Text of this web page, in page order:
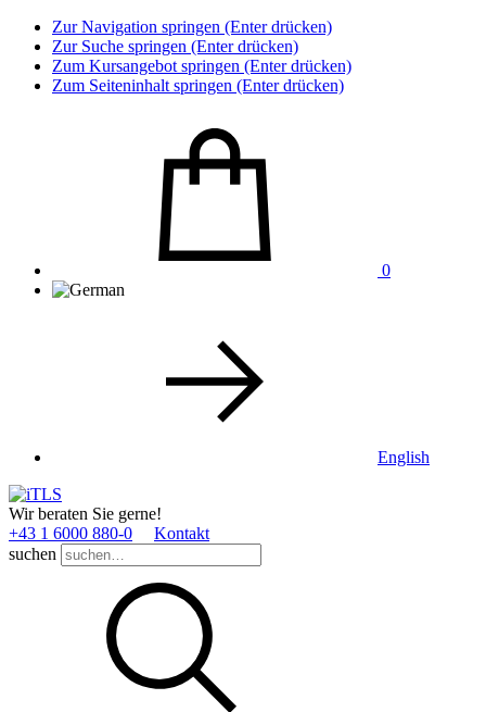
Zur Navigation springen (Enter drücken)
Zur Suche springen (Enter drücken)
Zum Kursangebot springen (Enter drücken)
Zum Seiteninhalt springen (Enter drücken)
0
English
Wir beraten Sie gerne!
+43 1 6000 880­-0
Kontakt
suchen